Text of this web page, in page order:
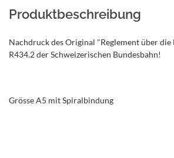
Produktbeschreibung
Nachdruck des Original "Reglement über
R434.2 der Schweizerischen Bundesbahn!
Grösse A5 mit Spiralbindung